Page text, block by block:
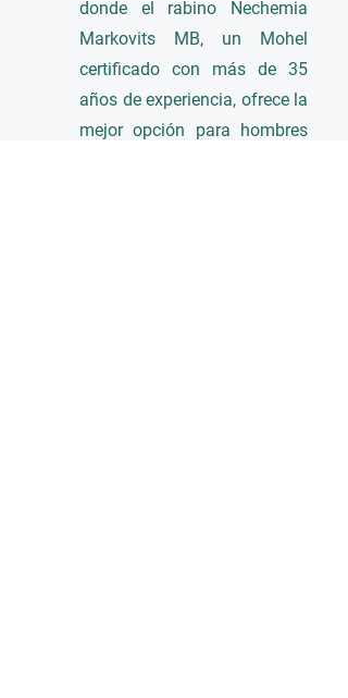
donde el rabino Nechemia
Markovits MB, un Mohel
certificado con más de 35
años de experiencia, ofrece la
mejor opción para hombres